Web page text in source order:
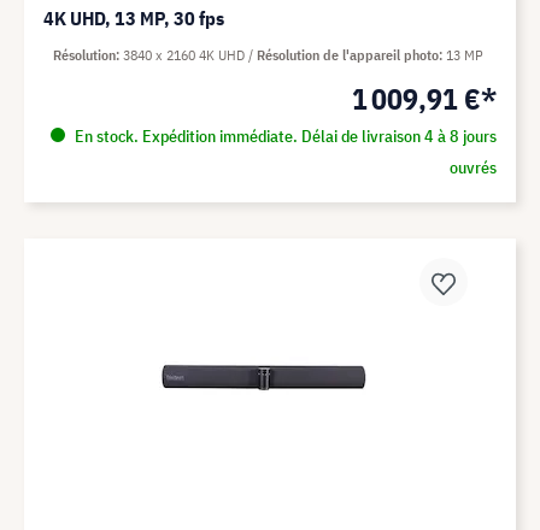
4K UHD, 13 MP, 30 fps
1 009,91 €*
En stock. Expédition immédiate. Délai de livraison 4 à 8 jours
ouvrés
Résolution 3840 x 2160 4K UHD Résolution de l'appareil photo 13 MP